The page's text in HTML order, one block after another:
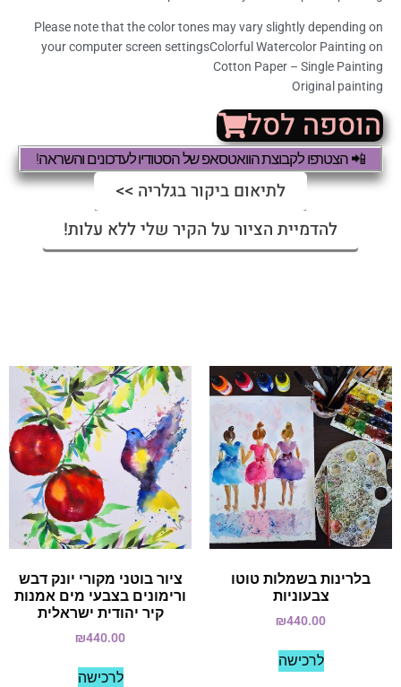
Please note that the color tones may vary slightly depending on
your computer screen settingsColorful Watercolor Painting on
Cotton Paper – Single Painting
Original painting
הוספה לסל
📲 הצטרפו לקבוצת הוואטסאפ של הסטודיו לעדכונים והשראה!
לתיאום ביקור בגלריה >>
להדמיית הציור על הקיר שלי ללא עלות!
בלרינות בשמלות טוטו
צבעוניות
₪440.00
לרכישה
ציור בוטני מקורי יונק דבש
ורימונים בצבעי מים אמנות
קיר יהודית ישראלית
₪440.00
לרכישה